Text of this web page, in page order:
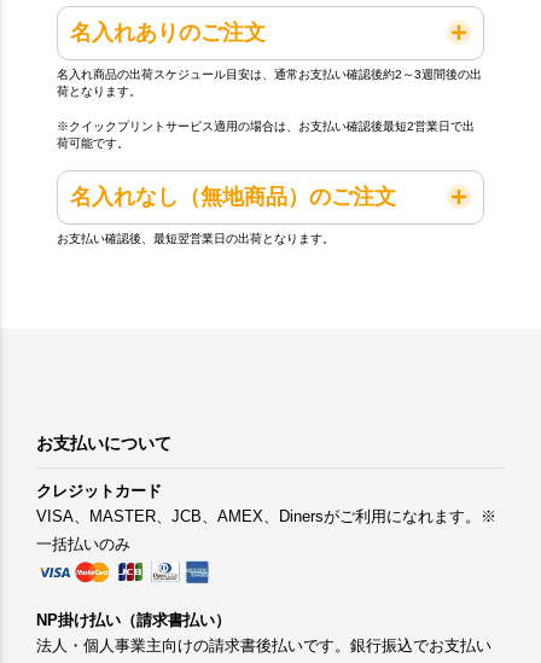
名入れありのご注文
名入れ商品の出荷スケジュール目安は、通常お支払い確認後約2～3週間後の出
荷となります。
※クイックプリントサービス適用の場合は、お支払い確認後最短2営業日で出
荷可能です。
名入れなし（無地商品）のご注文
お支払い確認後、最短翌営業日の出荷となります。
お支払いについて
クレジットカード
VISA、MASTER、JCB、AMEX、Dinersがご利用になれます。※
一括払いのみ
NP掛け払い（請求書払い）
法人・個人事業主向けの請求書後払いです。銀行振込でお支払い